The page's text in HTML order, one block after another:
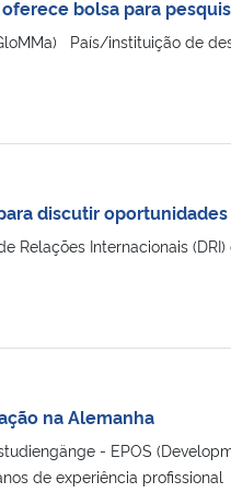
bolsa para
País/instituição de
discutir
Internacionais
na Alemanha
- EPOS
de experiência